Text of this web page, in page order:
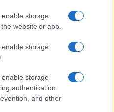
storage
website or app.
storage
storage
authentication
and other